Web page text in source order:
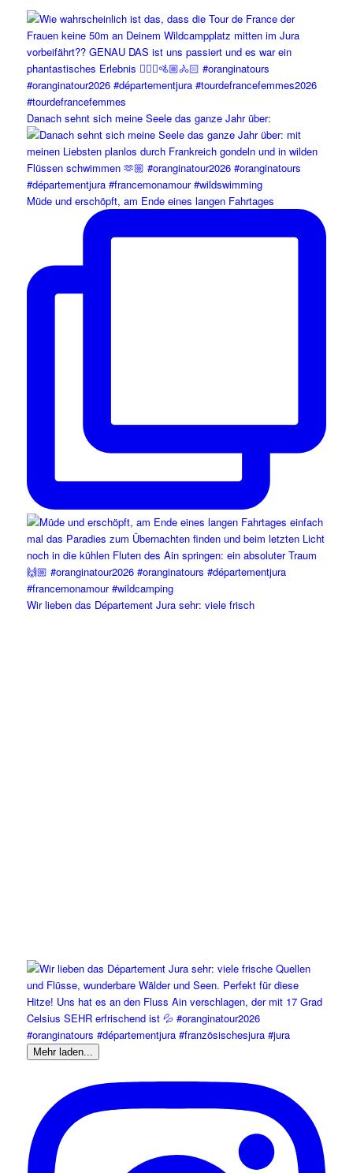
Danach sehnt sich meine Seele das ganze Jahr über:
Müde und erschöpft, am Ende eines langen Fahrtages
Wir lieben das Département Jura sehr: viele frisch
Mehr laden...